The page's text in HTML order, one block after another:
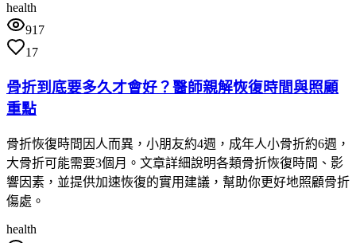
health
917
17
骨折到底要多久才會好？醫師親解恢復時間與照顧
重點
骨折恢復時間因人而異，小朋友約4週，成年人小骨折約6週，
大骨折可能需要3個月。文章詳細說明各類骨折恢復時間、影
響因素，並提供加速恢復的實用建議，幫助你更好地照顧骨折
傷處。
health